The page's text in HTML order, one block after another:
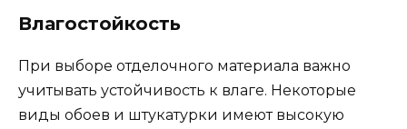
Влагостойкость
При выборе отделочного материала важно
учитывать устойчивость к влаге. Некоторые
виды обоев и штукатурки имеют высокую